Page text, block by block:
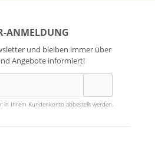
ANMELDUNG
und bleiben immer über
Angebote informiert!
in Ihrem Kundenkonto abbestellt werden.